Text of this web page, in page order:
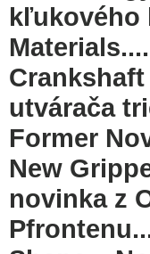
kľukového
utvárača
Former
New
novinka z